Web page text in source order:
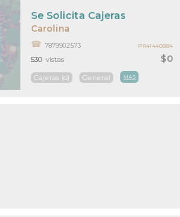
Carolina
$0
Se Solicita Cajeras
7879902573
Cajeras (o) General MAS
530 vistas
PR41440884